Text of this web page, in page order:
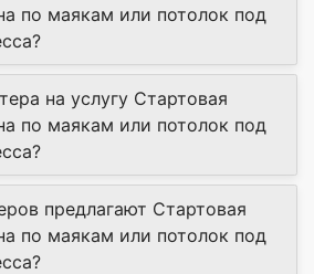
по маякам или потолок под
на услугу Стартовая
по маякам или потолок под
предлагают Стартовая
по маякам или потолок под